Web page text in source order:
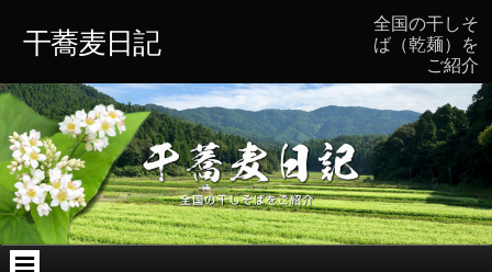
ツ
へ
ス
キ
ッ
プ
干蕎麦日記
全国の干しそ
ば（乾麺）を
ご紹介